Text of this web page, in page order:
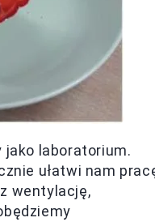
jako laboratorium.
ułatwi nam
wentylację,